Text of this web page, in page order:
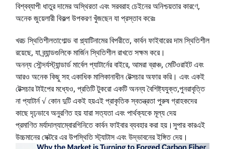
বিশ্বব্যাপী ধাতুর দামের অস্থিরতা এবং সরবরাহ চেইনের অনিশ্চয়তার কারণে,
অনেক জুয়েলারী বিকল্প উপকরণ খুঁজছেন যা প্রস্তাব করেঃ
খরচ স্থিতিশীলতাগোল্ড বা প্ল্যাটিনামের বিপরীতে, কার্বন ফাইবারের দাম স্থিতিশীল
রয়েছে, যা ব্র্যান্ডগুলিকে মার্জিন স্থিতিশীল রাখতে সক্ষম করে।
অনন্য সৌন্দর্যস্ট্যান্ডার্ড মার্বেল প্যাটার্নের বাইরে, আমরা ব্রাঞ্চ, মেটিওরাইট এবং
আরও অনেক কিছু সহ একাধিক মালিকানাধীন টেক্সচার অফার করি। এবং একই
টেক্সচার টাইপের মধ্যেও, প্রতিটি টুকরো একটি অনন্য বৈশিষ্ট্যযুক্ত,পুনরাবৃত্তি
না প্যাটার্ন √ কোন দুটি একই হয়এই প্রাকৃতিক স্বতন্ত্রতা পুরুষ গ্রাহকদের
কাছে দৃঢ়ভাবে অনুরণিত হয় যারা সত্যতা এবং পার্থক্যকে মূল্য দেয়
প্রমাণিত মর্যাদাল্যাম্বোরগিনিতে কার্বন ফাইবার ব্যবহার করা হয়।সুপার কারএই
উচ্চমানের সেক্টরে এর উপস্থিতি স্ট্যাটাস এবং উদ্ভাবনের ইঙ্গিত দেয়।